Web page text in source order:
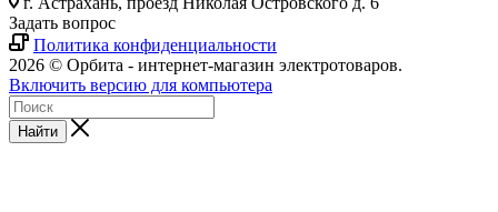
Задать вопрос
Политика конфиденциальности
2026 © Орбита - интернет-магазин электротоваров.
Включить версию для компьютера
Найти